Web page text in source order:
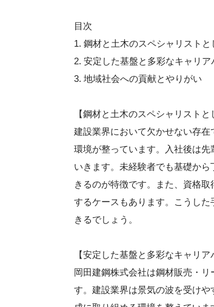
目次
1. 鋼材と土木のスペシャリストと
2. 安定した基盤と多彩なキャリア
3. 地域社会への貢献とやりがい
【鋼材と土木のスペシャリストと
建設業界において欠かせない存
環境が整っています。入社後は
いきます。未経験者でも基礎か
きるのが特徴です。また、資格
するケースもあります。こうし
きるでしょう。
【安定した基盤と多彩なキャリア
岡田建鋼株式会社は鋼材販売・
す。建設業界は景気の波を受け